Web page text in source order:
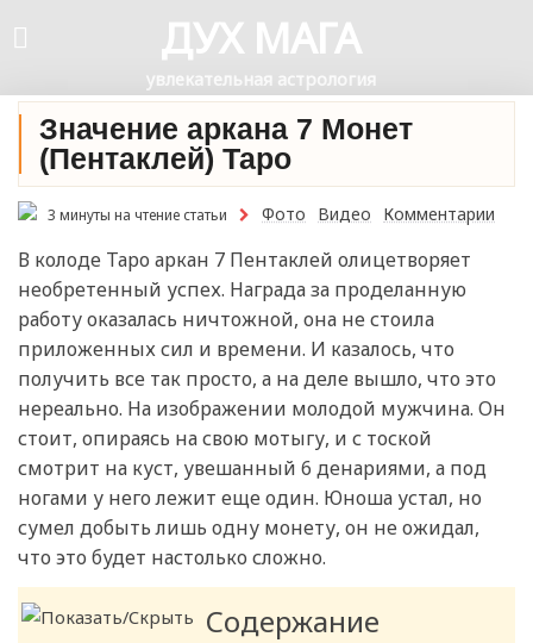
ДУХ МАГА
увлекательная астрология
Значение аркана 7 Монет
(Пентаклей) Таро
3 минуты на чтение статьи Фото Видео Комментарии
В колоде Таро аркан 7 Пентаклей олицетворяет
необретенный успех. Награда за проделанную
работу оказалась ничтожной, она не стоила
приложенных сил и времени. И казалось, что
получить все так просто, а на деле вышло, что это
нереально. На изображении молодой мужчина. Он
стоит, опираясь на свою мотыгу, и с тоской
смотрит на куст, увешанный 6 денариями, а под
ногами у него лежит еще один. Юноша устал, но
сумел добыть лишь одну монету, он не ожидал,
что это будет настолько сложно.
Содержание